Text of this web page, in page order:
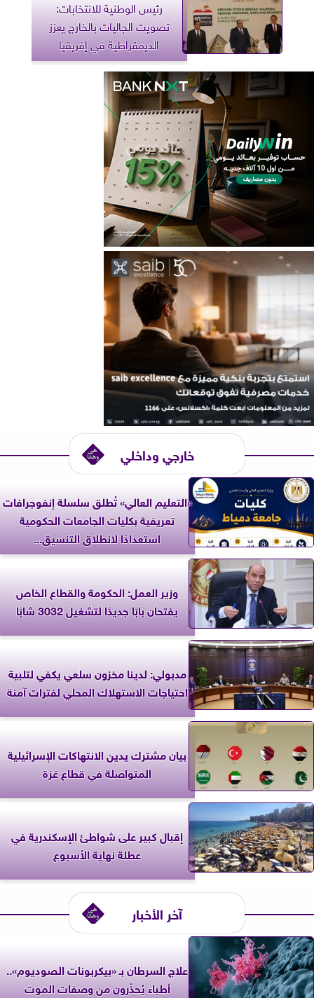
رئيس الوطنية للانتخابات:
تصويت الجاليات بالخارج يعزز
الديمقراطية في إفريقيا
خارجي وداخلي
«التعليم العالي» تُطلق سلسلة إنفوجرافات
تعريفية بكليات الجامعات الحكومية
استعدادًا لانطلاق التنسيق...
وزير العمل: الحكومة والقطاع الخاص
يفتحان بابًا جديدًا لتشغيل 3032 شابًا
مدبولي: لدينا مخزون سلعي يكفي لتلبية
احتياجات الاستهلاك المحلي لفترات آمنة
بيان مشترك يدين الانتهاكات الإسرائيلية
المتواصلة في قطاع غزة
إقبال كبير على شواطئ الإسكندرية في
عطلة نهاية الأسبوع
آخر الأخبار
علاج السرطان بـ «بيكربونات الصوديوم»..
أطباء يُحذّرون من وصفات الموت